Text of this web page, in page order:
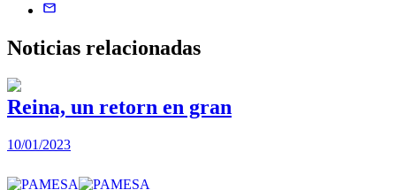
Noticias relacionadas
Reina, un retorn en gran
10/01/2023